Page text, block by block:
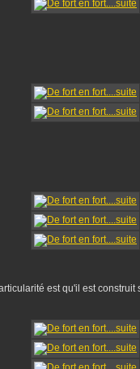
est qu'il est construit